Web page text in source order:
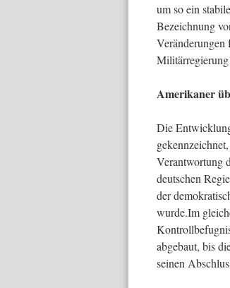
um so ein
Bezeichnung
Veränderungen
Amerikaner
Die
Verantwortung
deutschen
der
wurde.Im
abgebaut, bis
seinen